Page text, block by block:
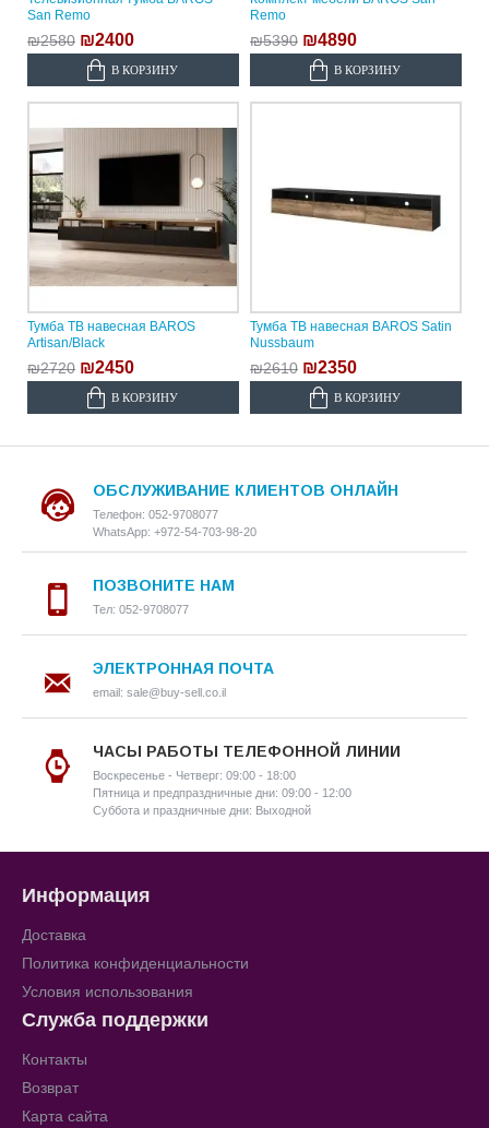
San Remo
₪2580 ₪2400
В КОРЗИНУ
Remo
₪5390 ₪4890
В КОРЗИНУ
Тумба ТВ навесная BAROS
Artisan/Black
₪2720 ₪2450
В КОРЗИНУ
Тумба ТВ навесная BAROS Satin
Nussbaum
₪2610 ₪2350
В КОРЗИНУ
ОБСЛУЖИВАНИЕ КЛИЕНТОВ ОНЛАЙН
Телефон: 052-9708077
WhatsApp: +972-54-703-98-20
ПОЗВОНИТЕ НАМ
Тел: 052-9708077
ЭЛЕКТРОННАЯ ПОЧТА
email: sale@buy-sell.co.il
ЧАСЫ РАБОТЫ ТЕЛЕФОННОЙ ЛИНИИ
Воскресенье - Четверг: 09:00 - 18:00
Пятница и предпраздничные дни: 09:00 - 12:00
Суббота и праздничные дни: Выходной
Информация
Доставка
Политика конфиденциальности
Условия использования
Служба поддержки
Контакты
Возврат
Карта сайта